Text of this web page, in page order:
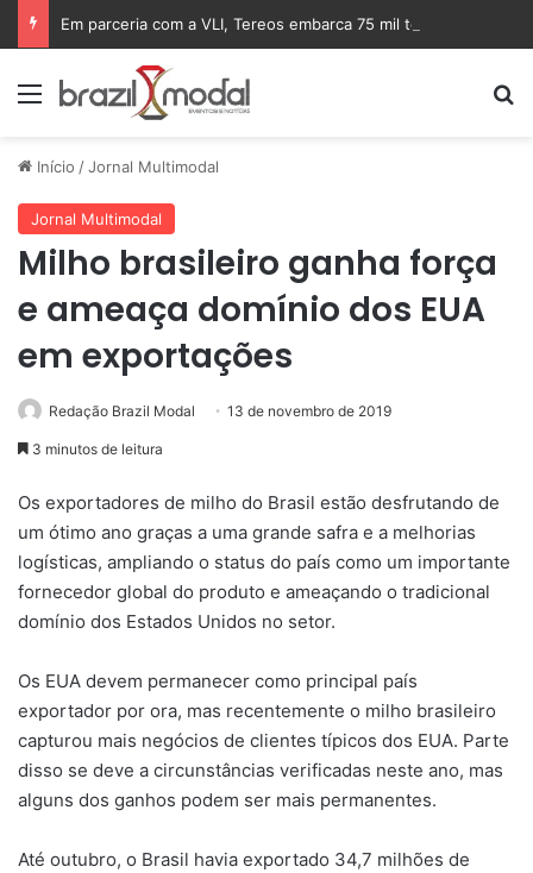
Menu
Início /Jornal Multimodal
Jornal Multimodal
Milho brasileiro ganha força
e ameaça domínio dos EUA
em exportações
Redação Brazil Modal 13 de novembro de 2019
3 minutos de leitura
Os exportadores de milho do Brasil estão desfrutando de
um ótimo ano graças a uma grande safra e a melhorias
logísticas, ampliando o status do país como um importante
fornecedor global do produto e ameaçando o tradicional
domínio dos Estados Unidos no setor.
Os EUA devem permanecer como principal país
exportador por ora, mas recentemente o milho brasileiro
capturou mais negócios de clientes típicos dos EUA. Parte
disso se deve a circunstâncias verificadas neste ano, mas
alguns dos ganhos podem ser mais permanentes.
Até outubro, o Brasil havia exportado 34,7 milhões de